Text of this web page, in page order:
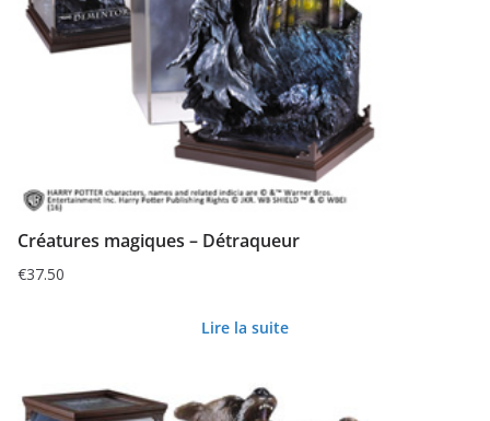
Créatures magiques – Détraqueur
€37.50
Lire la suite